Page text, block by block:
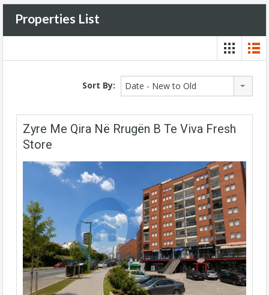
Properties List
Sort By: Date - New to Old
Zyre Me Qira Në Rrugën B Te Viva Fresh
Store